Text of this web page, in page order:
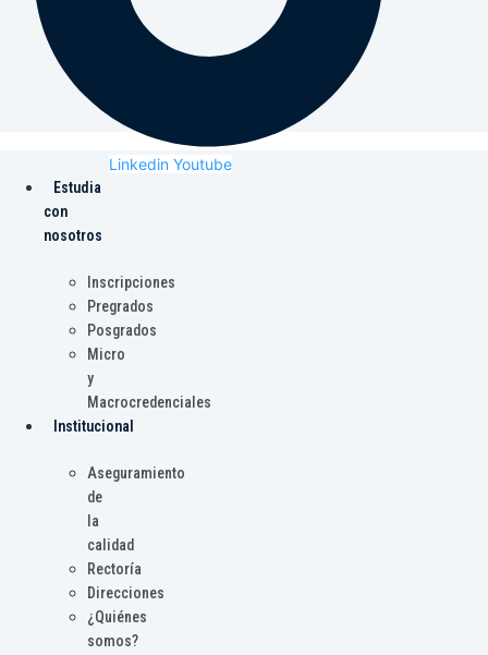
Linkedin Youtube
Estudia
con
nosotros
Inscripciones
Pregrados
Posgrados
Micro
y
Macrocredenciales
Institucional
Aseguramiento
de
la
calidad
Rectoría
Direcciones
¿Quiénes
somos?